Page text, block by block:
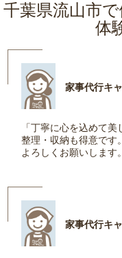
千葉県流山市
体
家事代行キ
「丁寧に心を込めて美
整理・収納も得意です。
よろしくお願いします。
家事代行キ